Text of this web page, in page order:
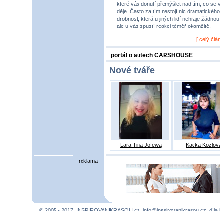
které vás donutí přemýšlet nad tím, co se
děje. Často za tím nestojí nic
drobnost, která u jiných lidí nehraje žádnou
ale u vás spustí reakci téměř okamžitě.
[ celý
portál o autech CARSHOUSE
Nové tváře
Lara Tina Jofewa Kacka
reklama